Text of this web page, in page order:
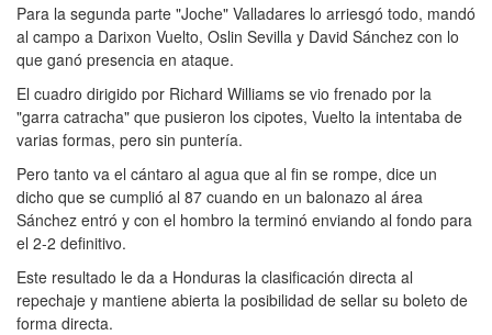
Para la segunda parte "Joche" Valladares lo arriesgó todo, mandó
al campo a Darixon Vuelto, Oslin Sevilla y David Sánchez con lo
que ganó presencia en ataque.
El cuadro dirigido por Richard Williams se vio frenado por la
"garra catracha" que pusieron los cipotes, Vuelto la intentaba de
varias formas, pero sin puntería.
Pero tanto va el cántaro al agua que al fin se rompe, dice un
dicho que se cumplió al 87 cuando en un balonazo al área
Sánchez entró y con el hombro la terminó enviando al fondo para
el 2-2 definitivo.
Este resultado le da a Honduras la clasificación directa al
repechaje y mantiene abierta la posibilidad de sellar su boleto de
forma directa.